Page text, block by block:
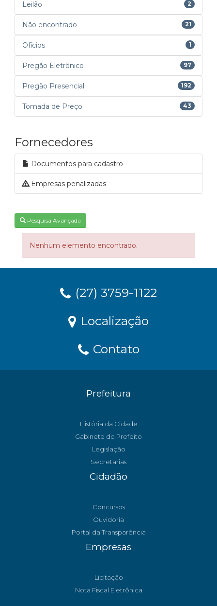
Leilão 2
Não encontrado 21
Ofícios 1
Pregão Eletrônico 97
Pregão Presencial 192
Tomada de Preço 43
Fornecedores
Documentos para cadastro
Empresas penalizadas
Pesquisa Avançada
Nenhum elemento encontrado.
(27) 3759-1122
Localização
Contato
Prefeitura
História da Cidade
Gabinete do Prefeito
Legislação
Secretarias
Cidadão
Concursos
Ouvidoria
Portal da Transparência
Empresas
Licitação
Nota Fiscal Eletrônica